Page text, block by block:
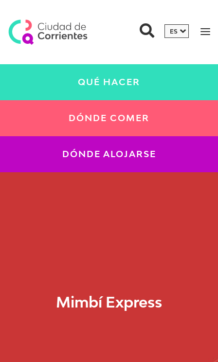
QUÉ HACER
DÓNDE COMER
DÓNDE ALOJARSE
Mimbí Express